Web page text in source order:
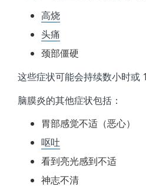
高烧
头痛
颈部僵硬
这些症状可能会持续数小时或 1
脑膜炎的其他症状包括：
胃部感觉不适（恶心）
呕吐
看到亮光感到不适
神志不清